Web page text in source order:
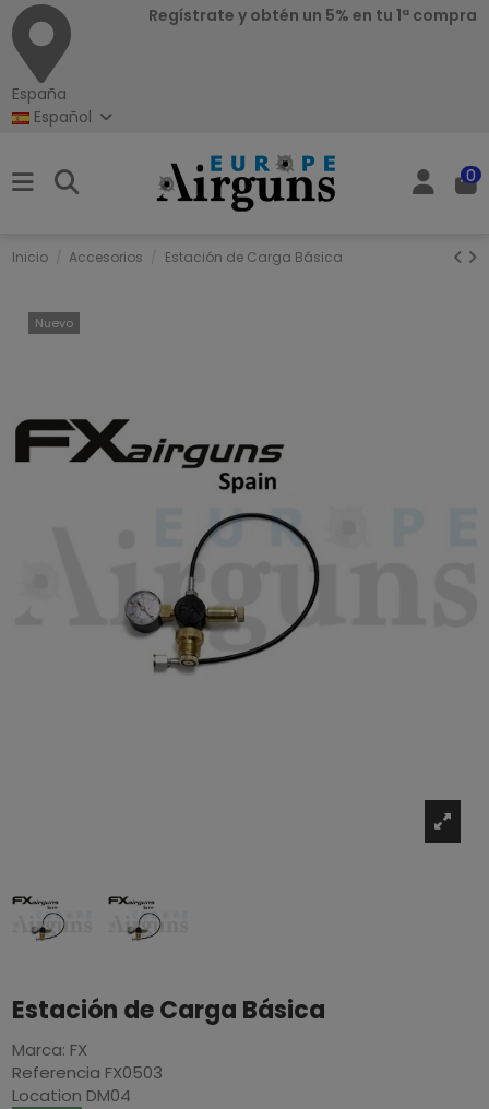
España
Regístrate y obtén un 5% en tu 1ª compra
Español
0
Inicio Accesorios Estación de Carga Básica
Nuevo
Estación de Carga Básica
Marca: FX
Referencia FX0503
Location DM04